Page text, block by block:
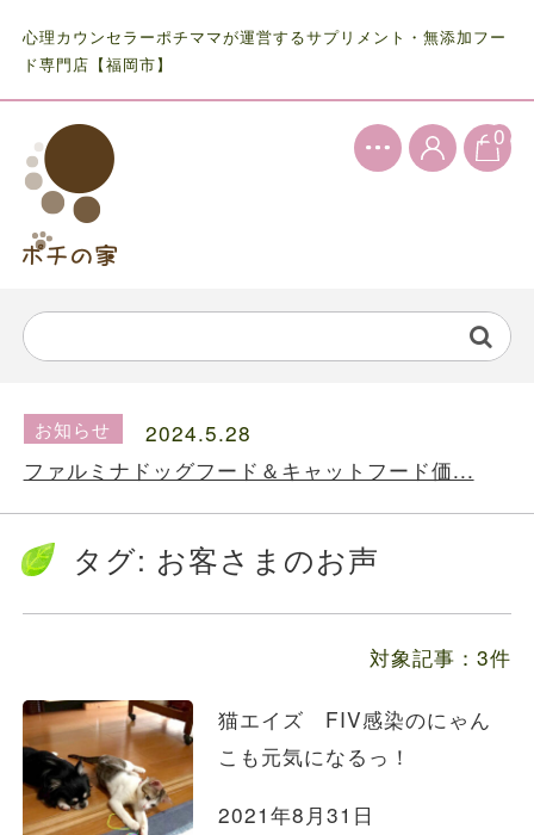
心理カウンセラーポチママが運営するサプリメント・無添加フー
ド専門店【福岡市】
0
ファルミナドッグフード＆キャットフード価...
お知らせ
2024.10.7
お知らせ
2024.5.28
ファルミナドッグフード＆キャットフード価...
2024.10.7
送料の価格変更のお知らせ...
お知らせ
2024.5.28
ファルミナドッグフード＆キャットフード価...
タグ: お客さまのお声
対象記事：3件
猫エイズ FIV感染のにゃん
こも元気になるっ！
2021年8月31日